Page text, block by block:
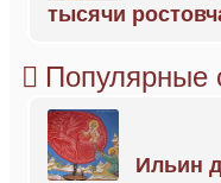
тысячи
Популярные
Ильин